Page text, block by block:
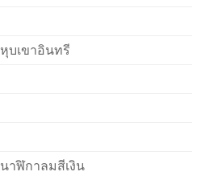
หุบเขาอินทรี
นาฬิกาลมสีเงิน